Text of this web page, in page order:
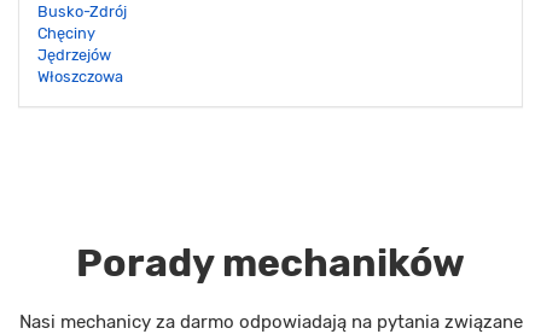
Busko-Zdrój
Chęciny
Jędrzejów
Włoszczowa
Porady mechaników
Nasi mechanicy za darmo odpowiadają na pytania związane